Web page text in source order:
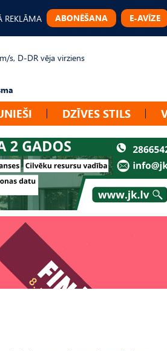
REKLĀMA ABONĒŠANA E-AVĪZE
s, D-DR vēja virziens
DZĪVES STILS